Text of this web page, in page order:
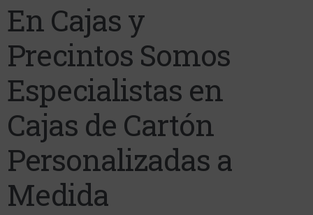
En Cajas y
Precintos Somos
Especialistas en
Cajas de Cartón
Personalizadas a
Medida